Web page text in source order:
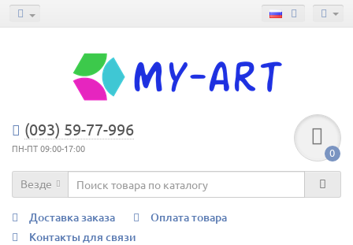
(093) 59-77-996
ПН-ПТ 09:00-17:00 0
Везде
Доставка заказа
Оплата товара
Контакты для связи